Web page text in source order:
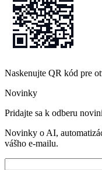
Naskenujte QR kód pre
Novinky
Pridajte sa k odberu
Novinky o AI,
vášho e-mailu.